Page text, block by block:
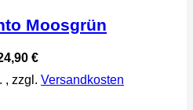
Moosgrün
€
, zzgl. Versandkosten